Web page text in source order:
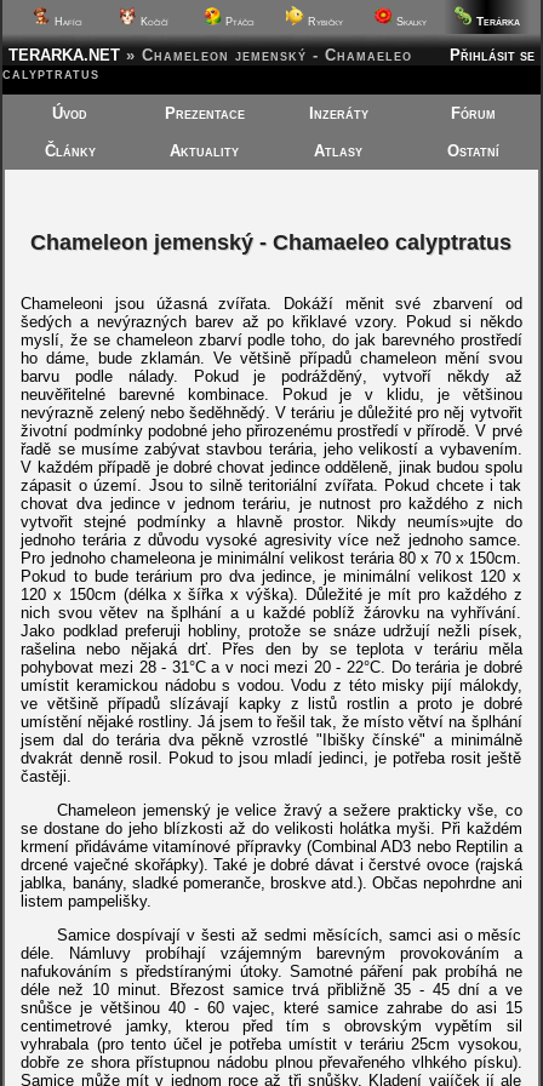
Hafíci Kočičí Ptáčci Rybičky Skalky Terárka
Přihlásit se
TERARKA.NET » Chameleon jemenský - Chamaeleo
calyptratus
Úvod Prezentace Inzeráty Fórum
Články Aktuality Atlasy Ostatní
Chameleon jemenský - Chamaeleo calyptratus
Chameleoni jsou úžasná zvířata. Dokáží měnit své zbarvení od
šedých a nevýrazných barev až po křiklavé vzory. Pokud si někdo
myslí, že se chameleon zbarví podle toho, do jak barevného prostředí
ho dáme, bude zklamán. Ve většině případů chameleon mění svou
barvu podle nálady. Pokud je podrážděný, vytvoří někdy až
neuvěřitelné barevné kombinace. Pokud je v klidu, je většinou
nevýrazně zelený nebo šeděhnědý. V teráriu je důležité pro něj vytvořit
životní podmínky podobné jeho přirozenému prostředí v přírodě. V prvé
řadě se musíme zabývat stavbou terária, jeho velikostí a vybavením.
V každém případě je dobré chovat jedince odděleně, jinak budou spolu
zápasit o území. Jsou to silně teritoriální zvířata. Pokud chcete i tak
chovat dva jedince v jednom teráriu, je nutnost pro každého z nich
vytvořit stejné podmínky a hlavně prostor. Nikdy neumís»ujte do
jednoho terária z důvodu vysoké agresivity více než jednoho samce.
Pro jednoho chameleona je minimální velikost terária 80 x 70 x 150cm.
Pokud to bude terárium pro dva jedince, je minimální velikost 120 x
120 x 150cm (délka x šířka x výška). Důležité je mít pro každého z
nich svou větev na šplhání a u každé poblíž žárovku na vyhřívání.
Jako podklad preferuji hobliny, protože se snáze udržují nežli písek,
rašelina nebo nějaká drť. Přes den by se teplota v teráriu měla
pohybovat mezi 28 - 31°C a v noci mezi 20 - 22°C. Do terária je dobré
umístit keramickou nádobu s vodou. Vodu z této misky pijí málokdy,
ve většině případů slízávají kapky z listů rostlin a proto je dobré
umístění nějaké rostliny. Já jsem to řešil tak, že místo větví na šplhání
jsem dal do terária dva pěkně vzrostlé "Ibišky čínské" a minimálně
dvakrát denně rosil. Pokud to jsou mladí jedinci, je potřeba rosit ještě
častěji.
Chameleon jemenský je velice žravý a sežere prakticky vše, co
se dostane do jeho blízkosti až do velikosti holátka myši. Při každém
krmení přidáváme vitamínové přípravky (Combinal AD3 nebo Reptilin a
drcené vaječné skořápky). Také je dobré dávat i čerstvé ovoce (rajská
jablka, banány, sladké pomeranče, broskve atd.). Občas nepohrdne ani
listem pampelišky.
Samice dospívají v šesti až sedmi měsících, samci asi o měsíc
déle. Námluvy probíhají vzájemným barevným provokováním a
nafukováním s předstíranými útoky. Samotné páření pak probíhá ne
déle než 10 minut. Březost samice trvá přibližně 35 - 45 dní a ve
snůšce je většinou 40 - 60 vajec, které samice zahrabe do asi 15
centimetrové jamky, kterou před tím s obrovským vypětím sil
vyhrabala (pro tento účel je potřeba umístit v teráriu 25cm vysokou,
dobře ze shora přístupnou nádobu plnou převařeného vlhkého písku).
Samice může mít v jednom roce až tři snůšky. Kladení vajíček jí ale